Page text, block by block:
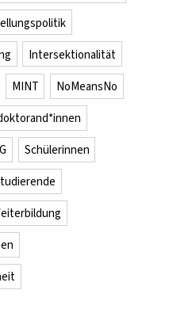
Intersektionalität
MINT NoMeansNo
Schülerinnen